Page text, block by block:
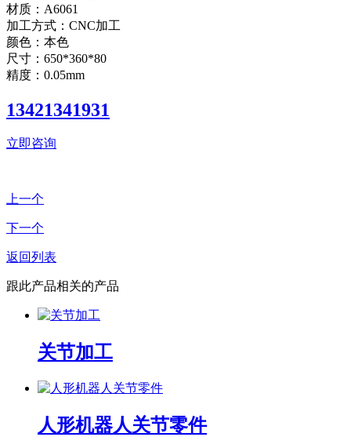
材质：A6061
加工方式：CNC加工
颜色：本色
尺寸：650*360*80
精度：0.05mm
13421341931
立即咨询
上一个
下一个
返回列表
跟此产品相关的产品
关节加工
人形机器人关节零件